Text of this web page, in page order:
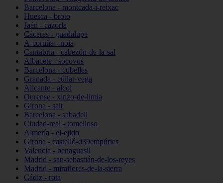
Barcelona - montcada-i-reixac
Huesca - broto
Jaén - cazorla
Cáceres - guadalupe
A-coruña - noia
Cantabria - cabezón-de-la-sal
Albacete - socovos
Barcelona - cubelles
Granada - cúllar-vega
Alicante - alcoi
Ourense - xinzo-de-limia
Girona - salt
Barcelona - sabadell
Ciudad-real - tomelloso
Almería - el-ejido
Girona - castelló-d39empúries
Valencia - benaguasil
Madrid - san-sebastián-de-los-reyes
Madrid - miraflores-de-la-sierra
Cádiz - rota